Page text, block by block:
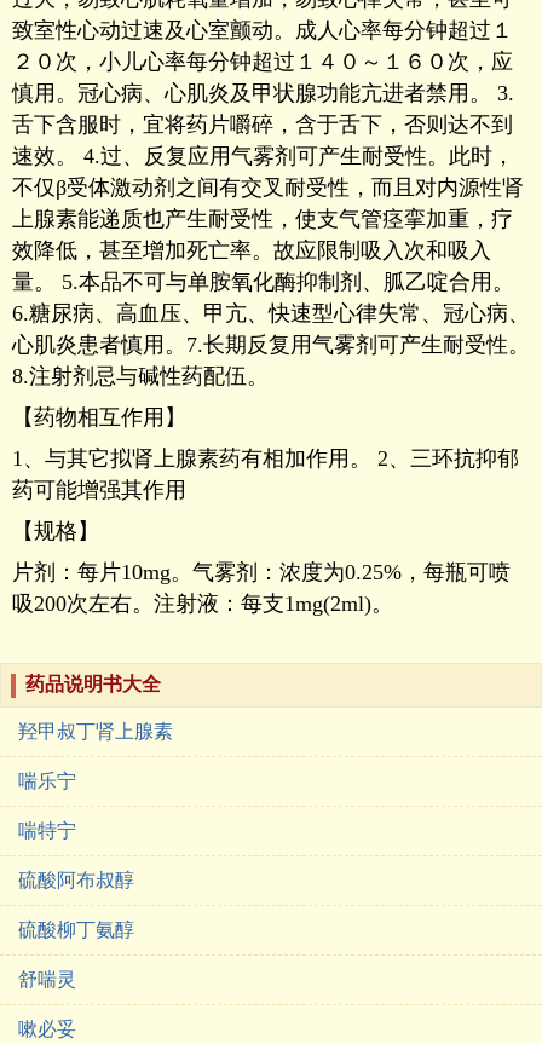
致室性心动过速及心室颤动。成人心率每分钟超过１
２０次，小儿心率每分钟超过１４０～１６０次，应
慎用。冠心病、心肌炎及甲状腺功能亢进者禁用。 3.
舌下含服时，宜将药片嚼碎，含于舌下，否则达不到
速效。 4.过、反复应用气雾剂可产生耐受性。此时，
不仅β受体激动剂之间有交叉耐受性，而且对内源性肾
上腺素能递质也产生耐受性，使支气管痉挛加重，疗
效降低，甚至增加死亡率。故应限制吸入次和吸入
量。 5.本品不可与单胺氧化酶抑制剂、胍乙啶合用。
6.糖尿病、高血压、甲亢、快速型心律失常、冠心病、
心肌炎患者慎用。7.长期反复用气雾剂可产生耐受性。
8.注射剂忌与碱性药配伍。
【药物相互作用】
1、与其它拟肾上腺素药有相加作用。 2、三环抗抑郁
药可能增强其作用
【规格】
片剂：每片10mg。气雾剂：浓度为0.25%，每瓶可喷
吸200次左右。注射液：每支1mg(2ml)。
药品说明书大全
羟甲叔丁肾上腺素
喘乐宁
喘特宁
硫酸阿布叔醇
硫酸柳丁氨醇
舒喘灵
嗽必妥